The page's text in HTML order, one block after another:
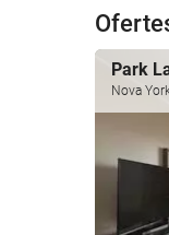
Park
Nova